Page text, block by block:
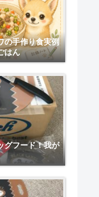
の手作り食実例
はん
グフード！我が